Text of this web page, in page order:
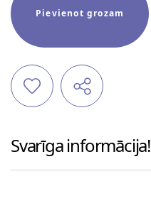
Pievienot grozam
Svarīga informācija!